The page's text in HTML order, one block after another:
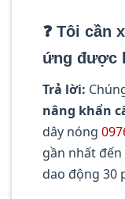
❓ Tôi cần
ứng được
Trả lời:
nâng khẩn
dây nóng
gần nhất
dao động 30